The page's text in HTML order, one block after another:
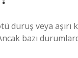
duruş veya
bazı